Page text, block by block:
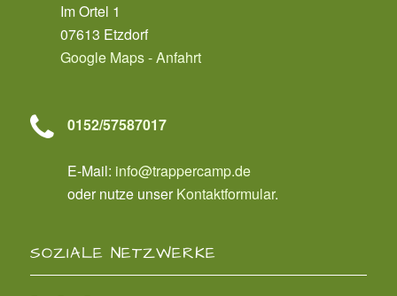
Im Ortel 1
07613 Etzdorf
Google Maps - Anfahrt
0152/57587017
E-Mail: info@trappercamp.de
oder nutze unserKontaktformular.
SOZIALE NETZWERKE